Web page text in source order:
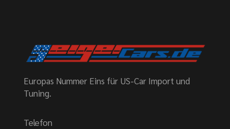
Europas Nummer Eins für US-Car Import und
Tuning.
Telefon